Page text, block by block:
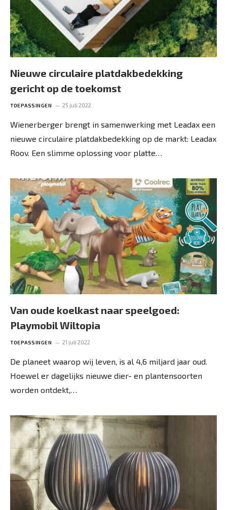
Nieuwe circulaire platdakbedekking
gericht op de toekomst
TOEPASSINGEN 25 juli 2022
Wienerberger brengt in samenwerking met Leadax een
nieuwe circulaire platdakbedekking op de markt: Leadax
Roov. Een slimme oplossing voor platte…
Van oude koelkast naar speelgoed:
Playmobil Wiltopia
TOEPASSINGEN 21 juli 2022
De planeet waarop wij leven, is al 4,6 miljard jaar oud.
Hoewel er dagelijks nieuwe dier- en plantensoorten
worden ontdekt,…